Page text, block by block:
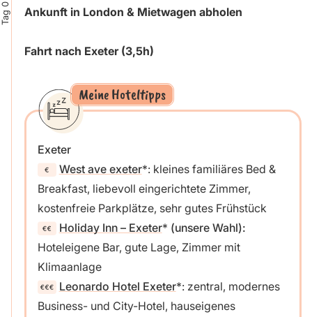
Tag 0 Ankunft in London & Mietwagen abholen
Fahrt nach Exeter (3,5h)
Meine Hoteltipps
Exeter
West ave exeter : kleines familiäres Bed &
Breakfast, liebevoll eingerichtete Zimmer,
kostenfreie Parkplätze, sehr gutes Frühstück
Holiday Inn – Exeter
(unsere Wahl):
Hoteleigene Bar, gute Lage, Zimmer mit
Klimaanlage
Leonardo Hotel Exeter : zentral, modernes
Business- und City-Hotel, hauseigenes